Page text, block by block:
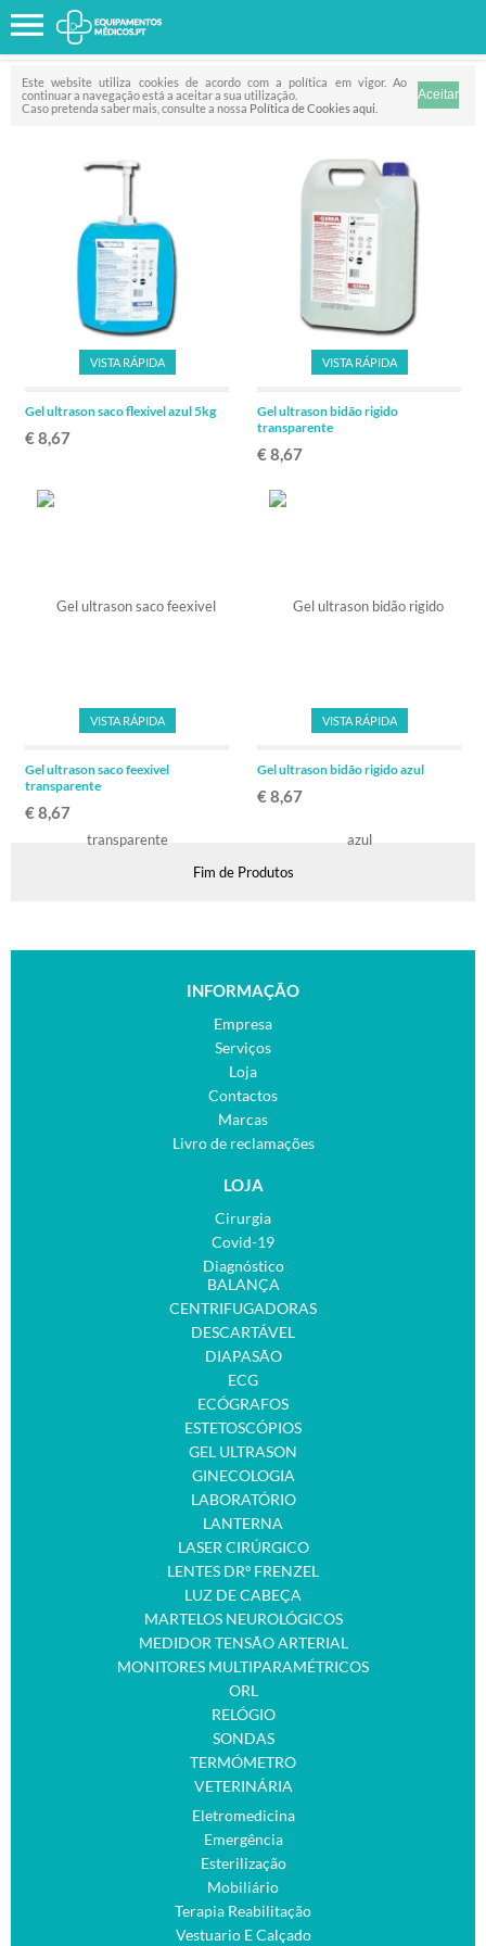
Este website utiliza cookies de acordo com a política em vigor. Ao
continuar a navegação está a aceitar a sua utilização.
Caso pretenda saber mais, consulte a nossa Política de Cookies aqui
FILTRO
Gel ultrason saco flexivel azul 5kg
€ 8,67
VISTA RÁPIDA
Gel ultrason bidão rigido
transparente
€ 8,67
VISTA RÁPIDA
Gel ultrason saco feexivel
transparente
€ 8,67
VISTA RÁPIDA
Gel ultrason bidão rigido azul
€ 8,67
VISTA RÁPIDA
Fim de Produtos
INFORMAÇÃO
Empresa
Serviços
Loja
Contactos
Marcas
Livro de reclamações
LOJA
Cirurgia
Covid-19
Diagnóstico
BALANÇA
CENTRIFUGADORAS
DESCARTÁVEL
DIAPASÃO
ECG
ECÓGRAFOS
ESTETOSCÓPIOS
GEL ULTRASON
GINECOLOGIA
LABORATÓRIO
LANTERNA
LASER CIRÚRGICO
LENTES DRº FRENZEL
LUZ DE CABEÇA
MARTELOS NEUROLÓGICOS
MEDIDOR TENSÃO ARTERIAL
MONITORES MULTIPARAMÉTRICOS
ORL
RELÓGIO
SONDAS
TERMÓMETRO
VETERINÁRIA
Eletromedicina
Emergência
Esterilização
Mobiliário
Terapia Reabilitação
Vestuario E Calçado